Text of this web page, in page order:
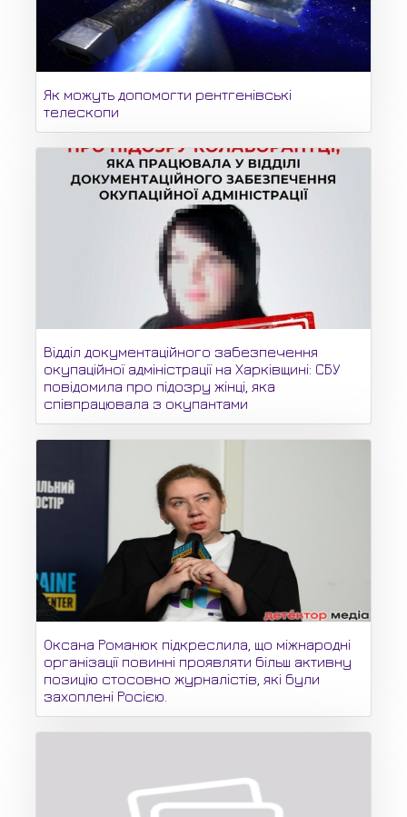
Як можуть допомогти рентгенівські
телескопи
Відділ документаційного забезпечення
окупаційної адміністрації на Харківщині: СБУ
повідомила про підозру жінці, яка
співпрацювала з окупантами
Оксана Романюк підкреслила, що міжнародні
організації повинні проявляти більш активну
позицію стосовно журналістів, які були
захоплені Росією.